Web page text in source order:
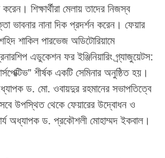
শিক্ষার্থীরা মেলায় তাদের নিজস্ব
ভাবনার নানা দিক প্রদর্শন করেন। ফেয়ার
শাকিল পারভেজ অডিটোরিয়ামে
এডুকেশন ফর ইঞ্জিনিয়ারিং গ্র্যাজুয়েটস:
শীর্ষক একটি সেমিনার অনুষ্ঠিত হয়।
ড. মো. ওবায়দুর রহমানের সভাপতিত্বে
উপস্থিত থেকে ফেয়ারের উদ্বোধন ও
অধ্যাপক ড. প্রকৌশলী মোহাম্মদ ইকবাল।